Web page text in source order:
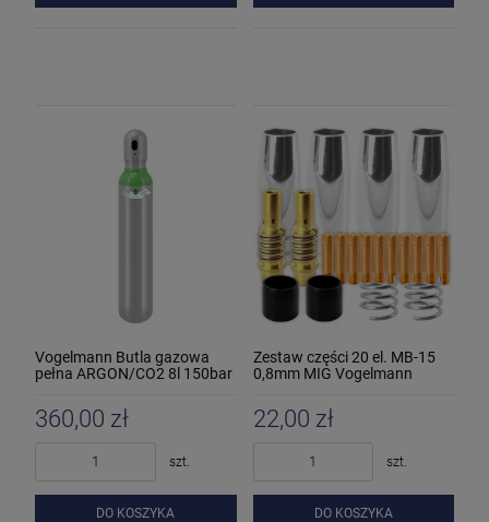
Vogelmann Butla gazowa
pełna ARGON/CO2 8l 150bar
360,00 zł
szt.
DO KOSZYKA
Zestaw części 20 el. MB-15
0,8mm MIG Vogelmann
22,00 zł
szt.
DO KOSZYKA